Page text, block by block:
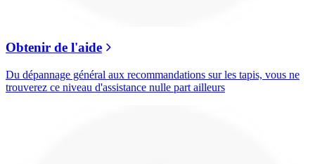
Obtenir de l'aide
Du dépannage général aux recommandations sur les tapis, vous ne
trouverez ce niveau d'assistance nulle part ailleurs